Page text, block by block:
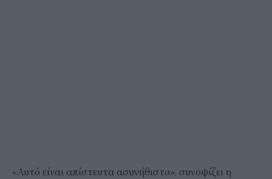
«Αυτό είναι απίστευτα ασυνήθιστο», συνοψίζει η